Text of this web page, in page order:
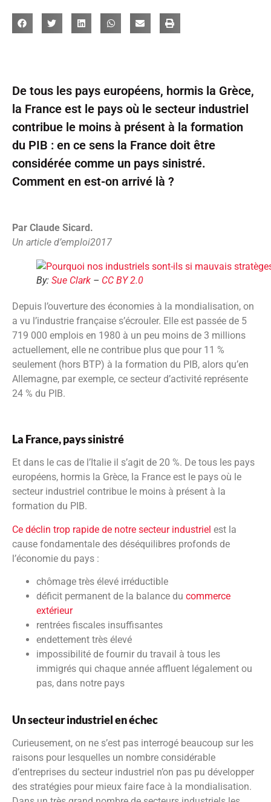
De tous les pays européens, hormis la Grèce,
la France est le pays où le secteur industriel
contribue le moins à présent à la formation
du PIB : en ce sens la France doit être
considérée comme un pays sinistré.
Comment en est-on arrivé là ?
Par Claude Sicard.
Un article d’emploi2017
By: Sue Clark – CC BY 2.0
Depuis l’ouverture des économies à la mondialisation, on
a vu l’industrie française s’écrouler. Elle est passée de 5
719 000 emplois en 1980 à un peu moins de 3 millions
actuellement, elle ne contribue plus que pour 11 %
seulement (hors BTP) à la formation du PIB, alors qu’en
Allemagne, par exemple, ce secteur d’activité représente
24 % du PIB.
La France, pays sinistré
Et dans le cas de l’Italie il s’agit de 20 %. De tous les pays
européens, hormis la Grèce, la France est le pays où le
secteur industriel contribue le moins à présent à la
formation du PIB.
Ce déclin trop rapide de notre secteur industriel est la
cause fondamentale des déséquilibres profonds de
l’économie du pays :
chômage très élevé irréductible
déficit permanent de la balance du commerce
extérieur
rentrées fiscales insuffisantes
endettement très élevé
impossibilité de fournir du travail à tous les
immigrés qui chaque année affluent légalement ou
pas, dans notre pays
Un secteur industriel en échec
Curieusement, on ne s’est pas interrogé beaucoup sur les
raisons pour lesquelles un nombre considérable
d’entreprises du secteur industriel n’on pas pu développer
des stratégies pour mieux faire face à la mondialisation.